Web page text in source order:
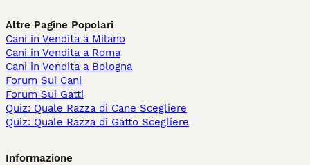
Altre Pagine Popolari
Cani in Vendita a Milano
Cani in Vendita a Roma
Cani in Vendita a Bologna
Forum Sui Cani
Forum Sui Gatti
Quiz: Quale Razza di Cane Scegliere
Quiz: Quale Razza di Gatto Scegliere
Informazione